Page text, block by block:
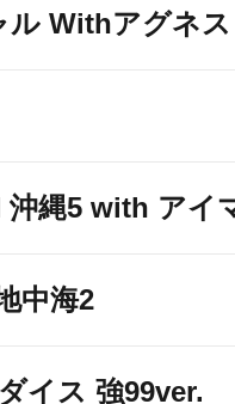
処 はなよ
ル Withアグネ
沖縄5 with アイ
中海2
イス 強99ver.